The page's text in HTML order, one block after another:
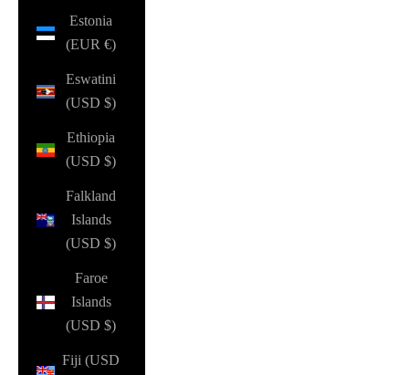
Estonia
(EUR €)
Eswatini
(USD $)
Ethiopia
(USD $)
Falkland
Islands
(USD $)
Faroe
Islands
(USD $)
Fiji (USD